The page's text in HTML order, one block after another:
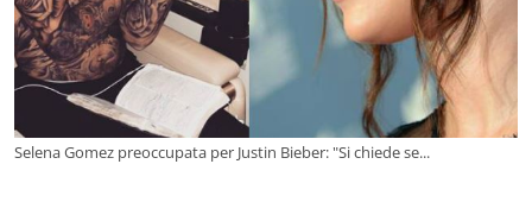
Selena Gomez preoccupata per Justin Bieber: "Si chiede se...